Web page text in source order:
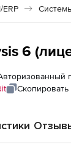
6
Скопировать